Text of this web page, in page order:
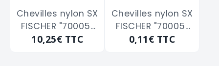
Chevilles nylon SX
FISCHER "70005"
de 5 x 25 m/m
10,25€ TTC
Chevilles nylon SX
FISCHER "70005"
de 5 x 25 m/m
0,11€ TTC